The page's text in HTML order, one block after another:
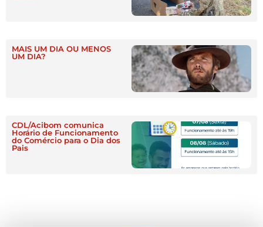
MAIS UM DIA OU MENOS
UM DIA?
CDL/Acibom comunica
Horário de Funcionamento
do Comércio para o Dia dos
Pais